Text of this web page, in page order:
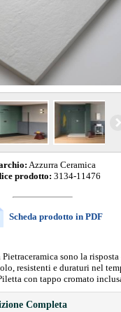
Azzurra Ceramica
prodotto: 3134-11476
Scheda prodotto in PDF
sono la
resistenti e duraturi nel
con tappo cromato
Completa